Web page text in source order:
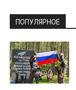
ПОПУЛЯРНОЕ